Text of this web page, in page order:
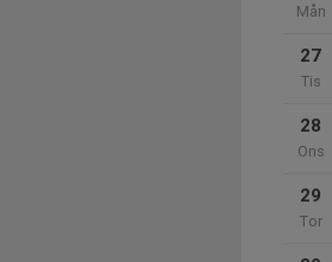
Mån
27
Tis
28
Ons
29
Tor